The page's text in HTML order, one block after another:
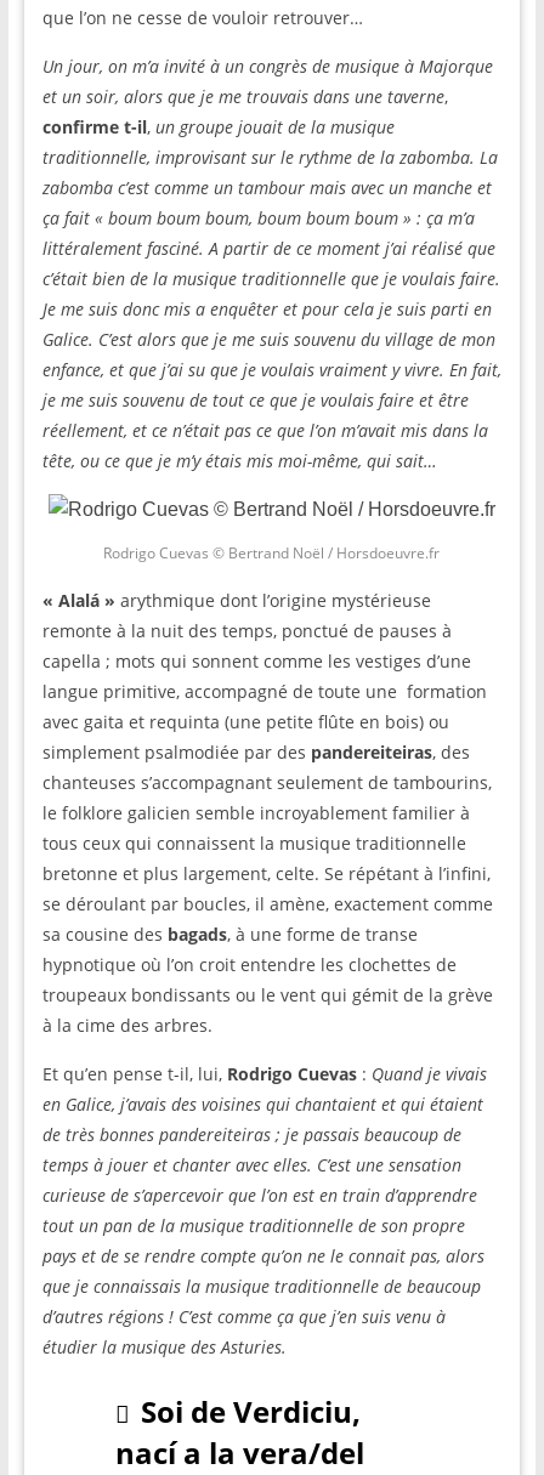
que l’on ne cesse de vouloir retrouver…
Un jour, on m’a invité à un congrès de musique à Majorque
et un soir, alors que je me trouvais dans une taverne,
confirme t-il, un groupe jouait de la musique
traditionnelle, improvisant sur le rythme de la zabomba. La
zabomba c’est comme un tambour mais avec un manche et
ça fait « boum boum boum, boum boum boum » : ça m’a
littéralement fasciné. A partir de ce moment j’ai réalisé que
c’était bien de la musique traditionnelle que je voulais faire.
Je me suis donc mis a enquêter et pour cela je suis parti en
Galice. C’est alors que je me suis souvenu du village de mon
enfance, et que j’ai su que je voulais vraiment y vivre. En fait,
je me suis souvenu de tout ce que je voulais faire et être
réellement, et ce n’était pas ce que l’on m’avait mis dans la
tête, ou ce que je m’y étais mis moi-même, qui sait…
Rodrigo Cuevas © Bertrand Noël / Horsdoeuvre.fr
« Alalá » arythmique dont l’origine mystérieuse
remonte à la nuit des temps, ponctué de pauses à
capella ; mots qui sonnent comme les vestiges d’une
langue primitive, accompagné de toute une formation
avec gaita et requinta (une petite flûte en bois) ou
simplement psalmodiée par des pandereiteiras, des
chanteuses s’accompagnant seulement de tambourins,
le folklore galicien semble incroyablement familier à
tous ceux qui connaissent la musique traditionnelle
bretonne et plus largement, celte. Se répétant à l’infini,
se déroulant par boucles, il amène, exactement comme
sa cousine des bagads, à une forme de transe
hypnotique où l’on croit entendre les clochettes de
troupeaux bondissants ou le vent qui gémit de la grève
à la cime des arbres.
Et qu’en pense t-il, lui, Rodrigo Cuevas: Quand je vivais
en Galice, j’avais des voisines qui chantaient et qui étaient
de très bonnes pandereiteiras ; je passais beaucoup de
temps à jouer et chanter avec elles. C’est une sensation
curieuse de s’apercevoir que l’on est en train d’apprendre
tout un pan de la musique traditionnelle de son propre
pays et de se rendre compte qu’on ne le connait pas, alors
que je connaissais la musique traditionnelle de beaucoup
d’autres régions ! C’est comme ça que j’en suis venu à
étudier la musique des Asturies.
Soi de Verdiciu,
nací a la vera/del